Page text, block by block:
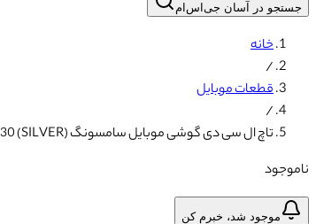
جستجو در آسان جی‌اس‌ام
خانه
/
قطعات موبایل
/
تاچ ال سی دی گوشی موبایل سامسونگ J530 (SILVER)
ناموجود
موجود شد، خبرم کن